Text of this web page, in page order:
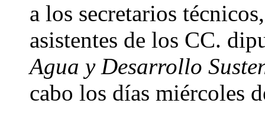
a los secretarios
asistentes de los CC.
Agua y Desarrollo
cabo los días miércoles